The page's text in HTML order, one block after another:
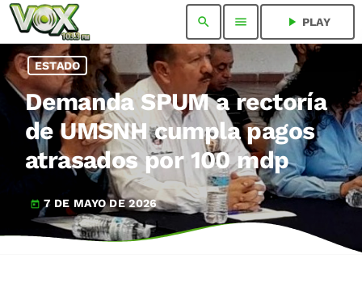
search menu play_arrow PLAY
ESTADO
Demanda SPUM a rectoría
de UMSNH cumpla pagos
atrasados por 100 mdp
today 7 DE MAYO DE 2026